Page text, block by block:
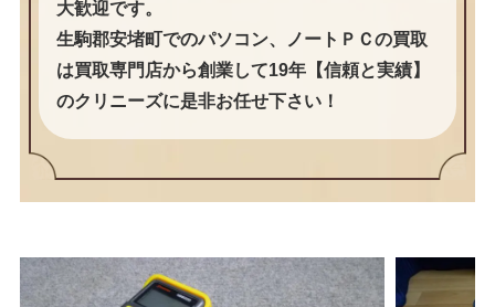
大歓迎です。
生駒郡安堵町でのパソコン、ノートＰＣの買取
は買取専門店から創業して19年【信頼と実績】
のクリニーズに是非お任せ下さい！